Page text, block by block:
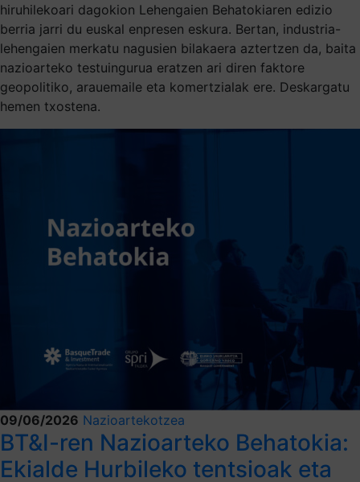
hiruhilekoari dagokion Lehengaien Behatokiaren edizio
berria jarri du euskal enpresen eskura. Bertan, industria-
lehengaien merkatu nagusien bilakaera aztertzen da, baita
nazioarteko testuingurua eratzen ari diren faktore
geopolitiko, arauemaile eta komertzialak ere. Deskargatu
hemen txostena.
09/06/2026 Nazioartekotzea
BT&I-ren Nazioarteko Behatokia:
Ekialde Hurbileko tentsioak eta